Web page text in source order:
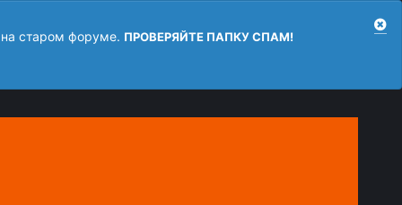
на старом форуме. ПРОВЕРЯЙТЕ ПАПКУ СПАМ!